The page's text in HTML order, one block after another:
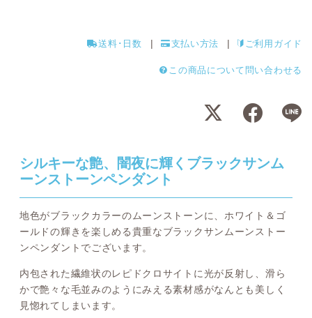
送料･日数 支払い方法 ご利用ガイド
この商品について問い合わせる
シルキーな艶、闇夜に輝くブラックサンム
ーンストーンペンダント
地色がブラックカラーのムーンストーンに、ホワイト＆ゴ
ールドの輝きを楽しめる貴重なブラックサンムーンストー
ンペンダントでございます。
内包された繊維状のレピドクロサイトに光が反射し、滑ら
かで艶々な毛並みのようにみえる素材感がなんとも美しく
見惚れてしまいます。